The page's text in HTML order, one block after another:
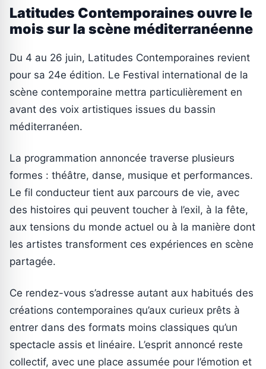
Latitudes Contemporaines ouvre le
mois sur la scène méditerranéenne
Du 4 au 26 juin, Latitudes Contemporaines revient
pour sa 24e édition. Le Festival international de la
scène contemporaine mettra particulièrement en
avant des voix artistiques issues du bassin
méditerranéen.
La programmation annoncée traverse plusieurs
formes : théâtre, danse, musique et performances.
Le fil conducteur tient aux parcours de vie, avec
des histoires qui peuvent toucher à l’exil, à la fête,
aux tensions du monde actuel ou à la manière dont
les artistes transforment ces expériences en scène
partagée.
Ce rendez-vous s’adresse autant aux habitués des
créations contemporaines qu’aux curieux prêts à
entrer dans des formats moins classiques qu’un
spectacle assis et linéaire. L’esprit annoncé reste
collectif, avec une place assumée pour l’émotion et